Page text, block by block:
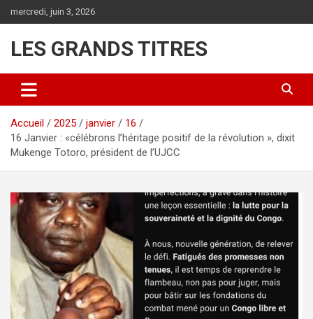
au
mercredi, juin 3, 2026
LES GRANDS TITRES
Accueil 2025 janvier
16
16 Janvier : «célébrons l’héritage positif de la révolution », dixit
Mukenge Totoro, président de l’UJCC